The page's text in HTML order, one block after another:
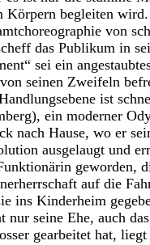
Körpern begleiten
von
das Publikum in
sei ein
seinen Zweifeln
ist
ein moderner
nach Hause, wo er
ausgelaugt und
geworden,
auf die
ins Kinderheim
nur seine Ehe, auch
gearbeitet hat,